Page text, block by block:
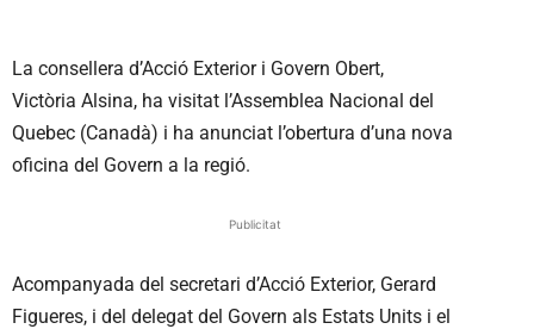
La consellera d’Acció Exterior i Govern Obert,
Victòria Alsina, ha visitat l’Assemblea Nacional del
Quebec (Canadà) i ha anunciat l’obertura d’una nova
oficina del Govern a la regió.
Publicitat
Acompanyada del secretari d’Acció Exterior, Gerard
Figueres, i del delegat del Govern als Estats Units i el